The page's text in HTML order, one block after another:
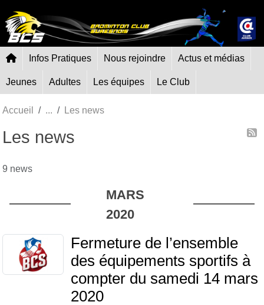
Infos Pratiques Nous rejoindre Actus et médias
Jeunes Adultes Les équipes Le Club
Accueil Les news
Les news
9 news
MARS
2020
Fermeture de l’ensemble
des équipements sportifs à
compter du samedi 14 mars
2020